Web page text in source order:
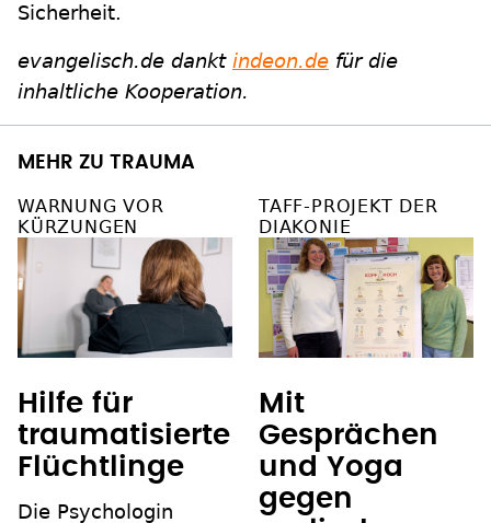
Sicherheit.
evangelisch.de dankt indeon.de für die
inhaltliche Kooperation.
MEHR ZU TRAUMA
WARNUNG VOR
KÜRZUNGEN
Hilfe für
traumatisierte
Flüchtlinge
Die Psychologin
TAFF-PROJEKT DER
DIAKONIE
Mit
Gesprächen
und Yoga
gegen